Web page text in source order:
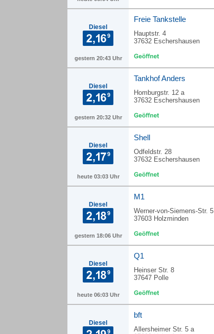
Diesel
gestern 20:43 Uhr
Freie Tankstelle
Hauptstr. 4
37632 Eschershausen
Diesel
gestern 20:32 Uhr
Tankhof Anders
Homburgstr. 12 a
37632 Eschershausen
Diesel
heute 03:03 Uhr
Shell
Odfeldstr. 28
37632 Eschershausen
Diesel
gestern 18:06 Uhr
M1
Werner-von-Siemens-Str. 5
37603 Holzminden
Diesel
heute 06:03 Uhr
Q1
Heinser Str. 8
37647 Polle
Diesel
bft
Allersheimer Str. 5 a